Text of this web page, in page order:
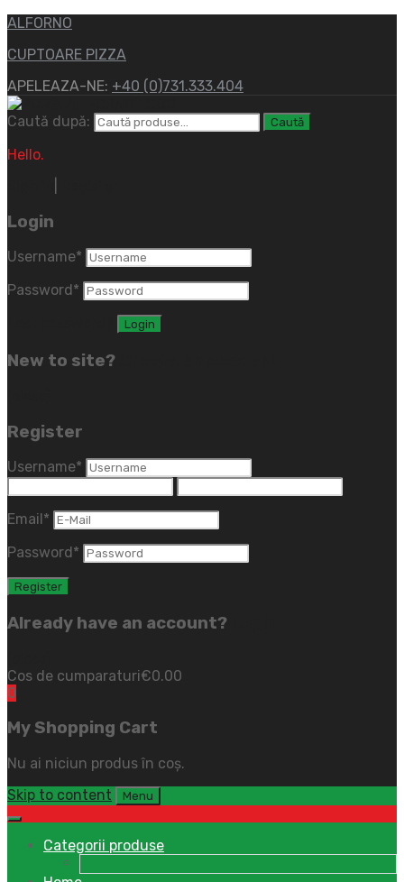
ALFORNO
CUPTOARE PIZZA
APELEAZA-NE: +40 (0)731.333.404
Caută după: Caută
Hello.
Login
Username*
Password *
New to site?
Register
Username*
Email *
Password *
Already have an account?
Cos de cumparaturi€0.00
0
My Shopping Cart
Nu ai niciun produs în coș.
Skip to content
Menu
Categorii produse